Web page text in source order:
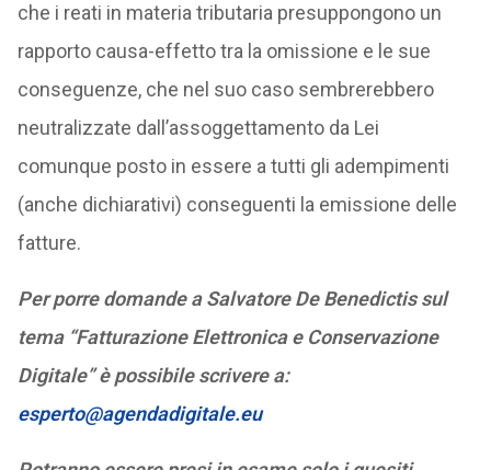
che i reati in materia tributaria presuppongono un
rapporto causa-effetto tra la omissione e le sue
conseguenze, che nel suo caso sembrerebbero
neutralizzate dall’assoggettamento da Lei
comunque posto in essere a tutti gli adempimenti
(anche dichiarativi) conseguenti la emissione delle
fatture.
Per porre domande a Salvatore De Benedictis sul
tema “Fatturazione Elettronica e Conservazione
Digitale” è possibile scrivere a:
esperto@agendadigitale.eu